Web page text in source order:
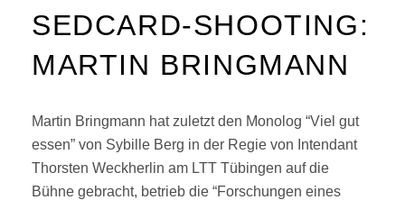
SEDCARD-SHOOTING:
MARTIN BRINGMANN
Martin Bringmann hat zuletzt den Monolog “Viel gut
essen” von Sybille Berg in der Regie von Intendant
Thorsten Weckherlin am LTT Tübingen auf die
Bühne gebracht, betrieb die “Forschungen eines